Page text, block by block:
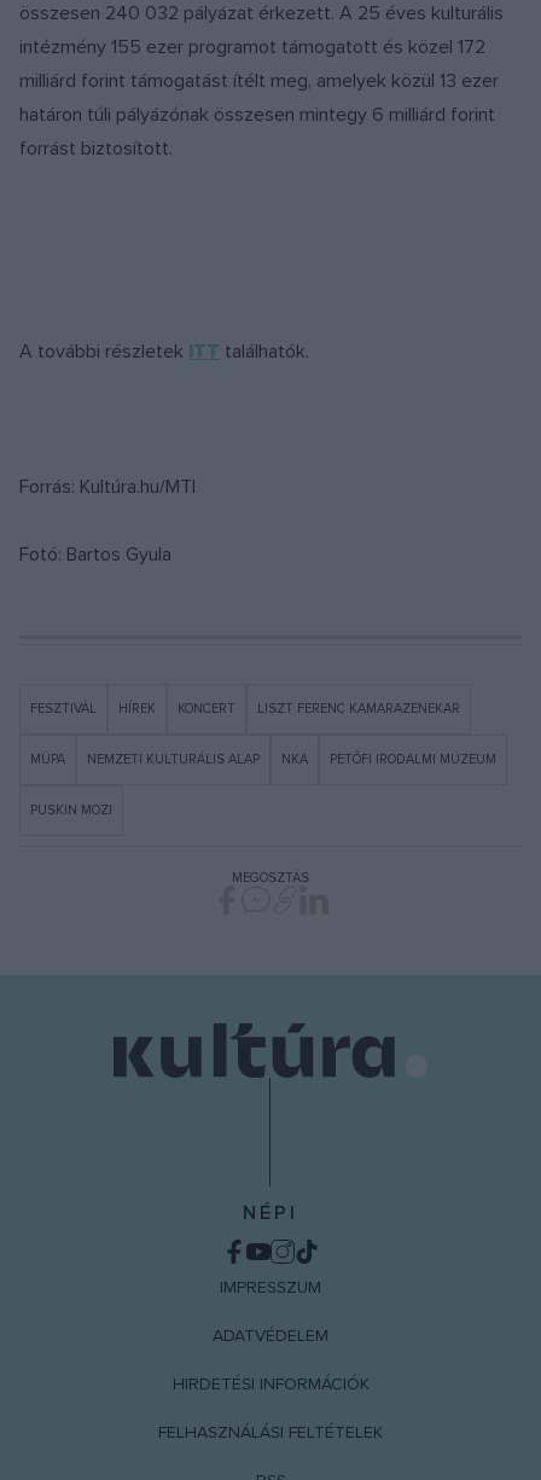
összesen 240 032 pályázat érkezett. A 25 éves kulturális
intézmény 155 ezer programot támogatott és közel 172
milliárd forint támogatást ítélt meg, amelyek közül 13 ezer
határon túli pályázónak összesen mintegy 6 milliárd forint
forrást biztosított.
A további részletek ITT találhatók.
Forrás: Kultúra.hu/MTI
Fotó: Bartos Gyula
FESZTIVÁL HÍREK KONCERT LISZT FERENC KAMARAZENEKAR
MÜPA NEMZETI KULTURÁLIS ALAP NKA PETŐFI IRODALMI MÚZEUM
PUSKIN MOZI
MEGOSZTÁS
NÉPI
IMPRESSZUM
ADATVÉDELEM
HIRDETÉSI INFORMÁCIÓK
FELHASZNÁLÁSI FELTÉTELEK